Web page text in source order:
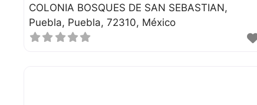
COLONIA BOSQUES DE SAN SEBASTIAN
Puebla Puebla 72310 México